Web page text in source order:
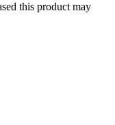
this product may